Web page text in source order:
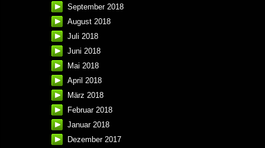
September 2018
August 2018
Juli 2018
Juni 2018
Mai 2018
April 2018
März 2018
Februar 2018
Januar 2018
Dezember 2017